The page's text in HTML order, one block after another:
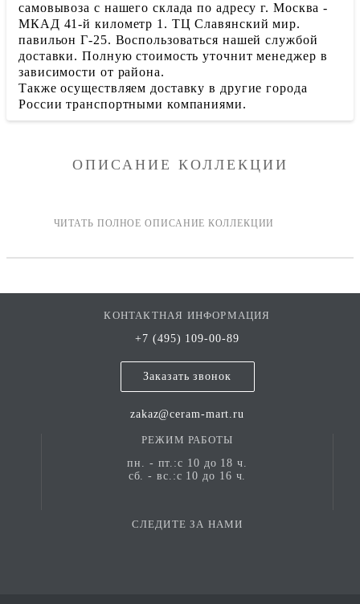
самовывоза с нашего склада по адресу г. Москва -
МКАД 41-й километр 1. ТЦ Славянский мир.
павильон Г-25. Воспользоваться нашей службой
доставки. Полную стоимость уточнит менеджер в
зависимости от района.
Также осуществляем доставку в другие города
России транспортными компаниями.
ОПИСАНИЕ КОЛЛЕКЦИИ
КОНТАКТНАЯ ИНФОРМАЦИЯ
+7 (495) 109-00-89
Заказать звонок
zakaz@ceram-mart.ru
РЕЖИМ РАБОТЫ
пн. - пт.:с 10 до 18 ч.
сб. - вс.:с 10 до 16 ч.
СЛЕДИТЕ ЗА НАМИ